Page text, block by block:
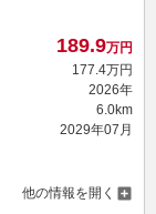
189.9万円
177.4万円
2026年
6.0km
2029年07月
他の情報を開く